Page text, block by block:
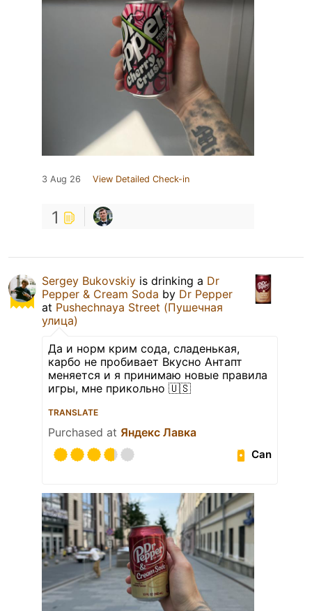
3 Aug 26 View Detailed Check-in
1
Sergey Bukovskiy is drinking a Dr
Pepper & Cream Soda by Dr Pepper
at Pushechnaya Street (Пушечная
улица)
Да и норм крим сода, сладенькая,
карбо не пробивает Вкусно Антапт
меняется и я принимаю новые правила
игры, мне прикольно 🇺🇸
TRANSLATE
Purchased at Яндекс Лавка
Can